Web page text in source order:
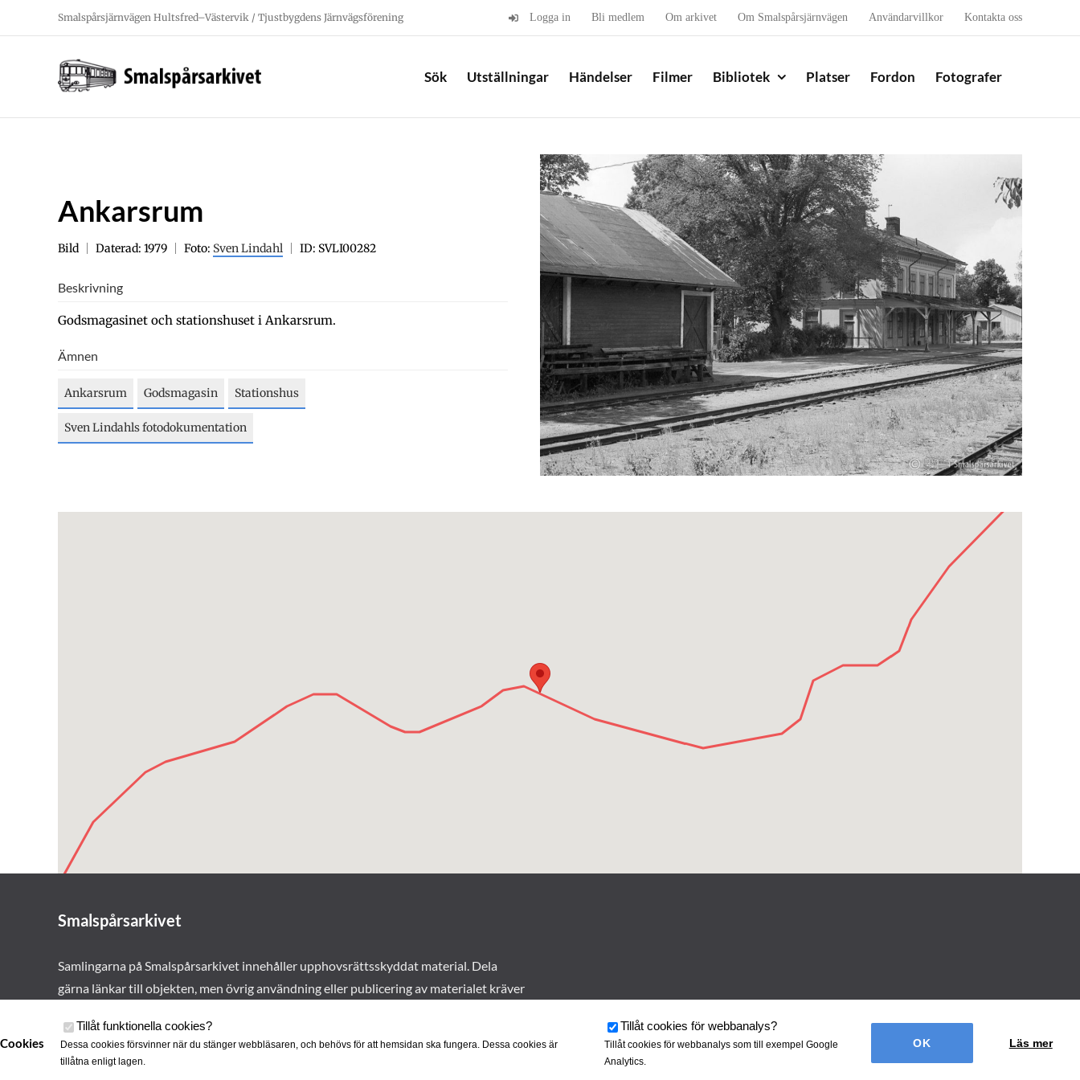
Smalspårsjärnvägen Hultsfred–Västervik / Tjustbygdens Järnvägsförening Logga in Bli medlem Om arkivet Om Smalspårsjärnvägen Användarvillkor Kontakta oss
Sök Utställningar Händelser Filmer Bibliotek Platser Fordon Fotografer
Ankarsrum
Bild Daterad: 1979 Foto: Sven Lindahl ID: SVLI00282
Beskrivning
Godsmagasinet och stationshuset i Ankarsrum.
Ämnen
Ankarsrum Godsmagasin Stationshus
Sven Lindahls fotodokumentation
Smalspårsarkivet
Samlingarna på Smalspårsarkivet innehåller upphovsrättsskyddat material. Dela
gärna länkar till objekten, men övrig användning eller publicering av materialet kräver
Cookies
Tillåt funktionella cookies?
Dessa cookies försvinner när du stänger webbläsaren, och behövs för att hemsidan ska fungera. Dessa cookies är
tillåtna enligt lagen.
Tillåt cookies för webbanalys?
Tillåt cookies för webbanalys som till exempel Google
Analytics.
Läs mer